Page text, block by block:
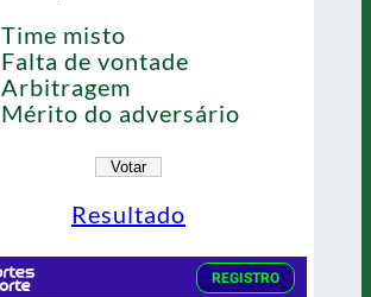
Time misto
Falta de vontade
Arbitragem
Mérito do adversário
Resultado